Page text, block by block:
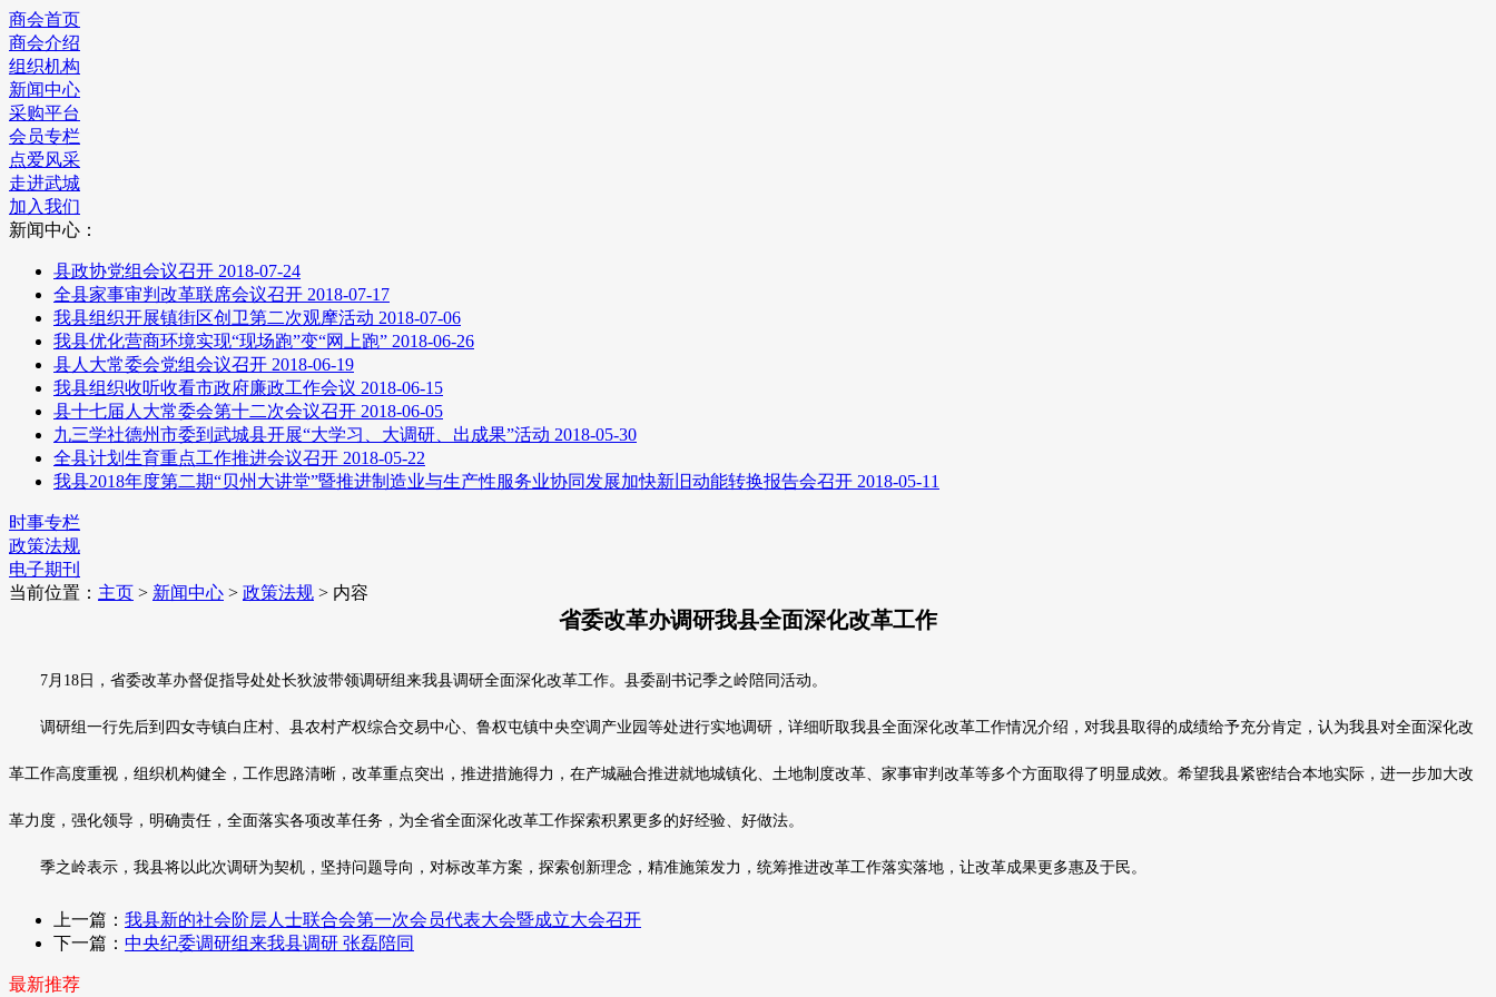
商会首页
商会介绍
组织机构
新闻中心
采购平台
会员专栏
点爱风采
走进武城
加入我们
新闻中心：
县政协党组会议召开 2018-07-24
全县家事审判改革联席会议召开 2018-07-17
我县组织开展镇街区创卫第二次观摩活动 2018-07-06
我县优化营商环境实现“现场跑”变“网上跑” 2018-06-26
县人大常委会党组会议召开 2018-06-19
我县组织收听收看市政府廉政工作会议 2018-06-15
县十七届人大常委会第十二次会议召开 2018-06-05
九三学社德州市委到武城县开展“大学习、大调研、出成果”活动 2018-05-30
全县计划生育重点工作推进会议召开 2018-05-22
我县2018年度第二期“贝州大讲堂”暨推进制造业与生产性服务业协同发展加快新旧动能转换报告会召开 2018-05-11
时事专栏
政策法规
电子期刊
当前位置： 主页 > 新闻中心 > 政策法规 > 内容
省委改革办调研我县全面深化改革工作
7月18日，省委改革办督促指导处处长狄波带领调研组来我县调研全面深化改革工作。县委副书记季之岭陪同活动。
调研组一行先后到四女寺镇白庄村、县农村产权综合交易中心、鲁权屯镇中央空调产业园等处进行实地调研，详细听取我县全面深化改革工作情况介绍，对我县取得的成绩给予充分肯定，认为我县对全面深化改
革工作高度重视，组织机构健全，工作思路清晰，改革重点突出，推进措施得力，在产城融合推进就地城镇化、土地制度改革、家事审判改革等多个方面取得了明显成效。希望我县紧密结合本地实际，进一步加大改
革力度，强化领导，明确责任，全面落实各项改革任务，为全省全面深化改革工作探索积累更多的好经验、好做法。
季之岭表示，我县将以此次调研为契机，坚持问题导向，对标改革方案，探索创新理念，精准施策发力，统筹推进改革工作落实落地，让改革成果更多惠及于民。
上一篇： 我县新的社会阶层人士联合会第一次会员代表大会暨成立大会召开
下一篇： 中央纪委调研组来我县调研 张磊陪同
最新推荐